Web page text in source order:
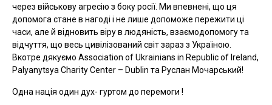
через військову агресію з боку росії. Ми впевнені, що ця
допомога стане в нагоді і не лише допоможе пережити ці
часи, але й відновить віру в людяність, взаємодопомогу та
відчуття, що весь цивілізований світ зараз з Україною.
Вкотре дякуємо Association of Ukrainians in Republic of Ireland,
Palyanytsya Charity Center – Dublin та Руслан Мочарський!
Одна нація один дух- гуртом до перемоги !